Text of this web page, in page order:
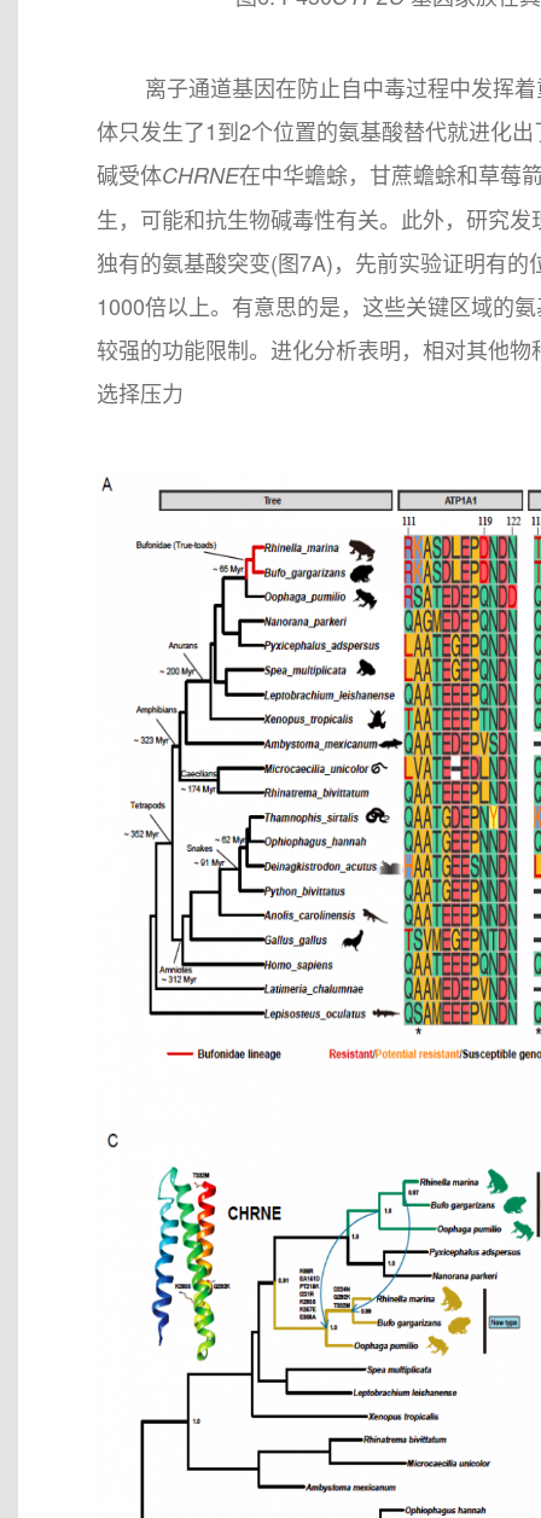
离子通道基因在防止自中毒过程中发挥着
体只发生了1到2个位置的氨基酸替代就进化
碱受体CHRNE在中华蟾蜍，甘蔗蟾蜍和草莓
生，可能和抗生物碱毒性有关。此外，研究
独有的氨基酸突变(图7A)，先前实验证明有
1000倍以上。有意思的是，这些关键区域的
较强的功能限制。进化分析表明，相对其他
选择压力